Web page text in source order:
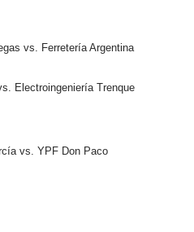
vs. Ferretería Argentina
Electroingeniería Trenque
vs. YPF Don Paco